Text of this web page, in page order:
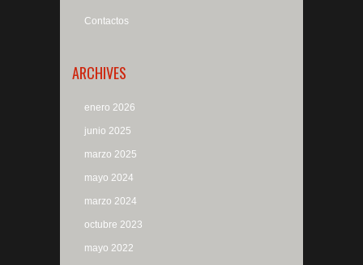
Contactos
ARCHIVES
enero 2026
junio 2025
marzo 2025
mayo 2024
marzo 2024
octubre 2023
mayo 2022